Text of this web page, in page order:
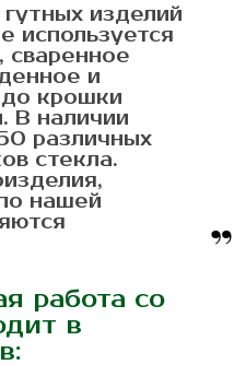
изделий
используется
сваренное
и
крошки
В наличии
различных
стекла.
нашей
работа со
в